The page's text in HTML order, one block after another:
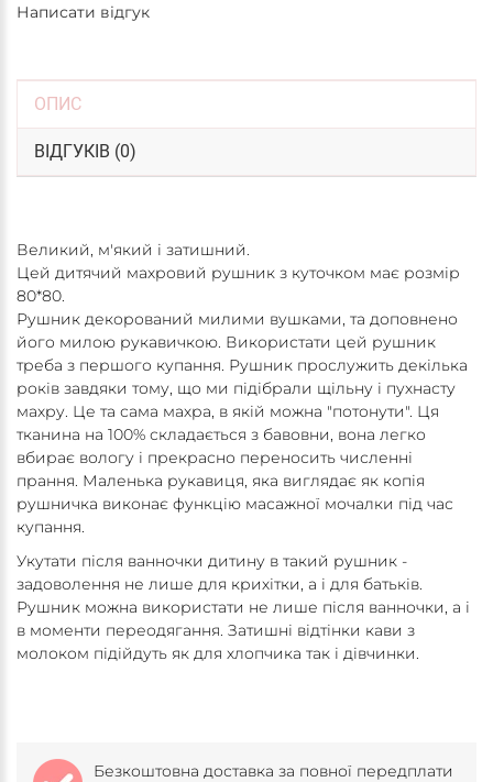
Написати відгук
ОПИС
ВІДГУКІВ (0)
Великий, м'який і затишний.
Цей дитячий махровий рушник з куточком має розмір
80*80.
Рушник декорований милими вушками, та доповнено
його милою рукавичкою. Використати цей рушник
треба з першого купання. Рушник прослужить декілька
років завдяки тому, що ми підібрали щільну і пухнасту
махру. Це та сама махра, в якій можна "потонути". Ця
тканина на 100% складається з бавовни, вона легко
вбирає вологу і прекрасно переносить численні
прання. Маленька рукавиця, яка виглядає як копія
рушничка виконає функцію масажної мочалки під час
купання.
Укутати після ванночки дитину в такий рушник -
задоволення не лише для крихітки, а і для батьків.
Рушник можна використати не лише після ванночки, а і
в моменти переодягання. Затишні відтінки кави з
молоком підійдуть як для хлопчика так і дівчинки.
Безкоштовна доставка за повної передплати